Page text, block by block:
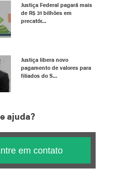
Justiça Federal pagará mais
de R$ 31 bilhões em
precatór...
Justiça libera novo
pagamento de valores para
filiados do S...
ajuda?
em contato